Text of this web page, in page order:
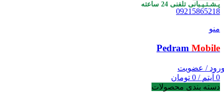
پـشـتـیـبانی تلفنی 24 ساعته
09215865218
منو
Pedram Mobile
/ عضویت
0 آیتم /
0 تومان
دسته بندی محصولات